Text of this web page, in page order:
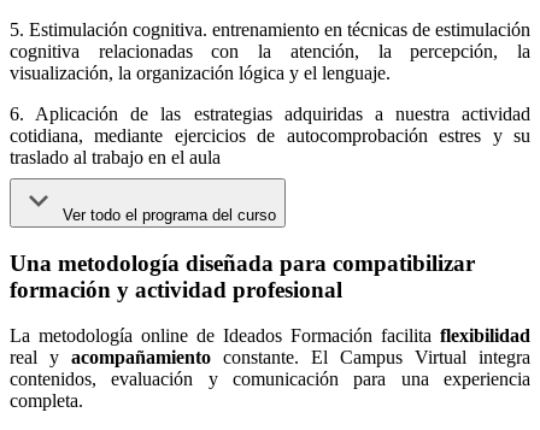
5. Estimulación cognitiva. entrenamiento en técnicas de estimulación
cognitiva relacionadas con la atención, la percepción, la
visualización, la organización lógica y el lenguaje.
6. Aplicación de las estrategias adquiridas a nuestra actividad
cotidiana, mediante ejercicios de autocomprobación estres y su
traslado al trabajo en el aula
Ver todo el programa del curso
Una metodología diseñada para compatibilizar
formación y actividad profesional
La metodología online de Ideados Formación facilita flexibilidad
real y acompañamiento constante. El Campus Virtual integra
contenidos, evaluación y comunicación para una experiencia
completa.